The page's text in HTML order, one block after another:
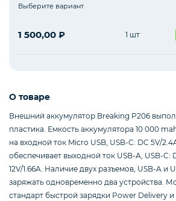
Мобильные аксессуары
Телевизоры
Для бизнеса
Выберите вариант
1 500,00 ₽ 1 шт
О товаре
Внешний аккумулятор Breaking P206
пластика. Емкость аккумулятора 10 000
на входной ток Micro USB, USB-C: DC 5V/
обеспечивает выходной ток USB-A, USB-C:
12V/1.66A. Наличие двух разъемов, USB-A и
заряжать одновременно два устройства.
стандарт быстрой зарядки Power Delivery и